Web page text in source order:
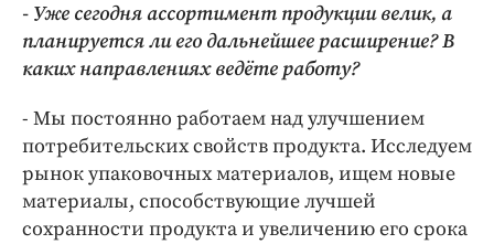
- Уже сегодня ассортимент продукции велик, а
планируется ли его дальнейшее расширение? В
каких направлениях ведёте работу?
- Мы постоянно работаем над улучшением
потребительских свойств продукта. Исследуем
рынок упаковочных материалов, ищем новые
материалы, способствующие лучшей
сохранности продукта и увеличению его срока